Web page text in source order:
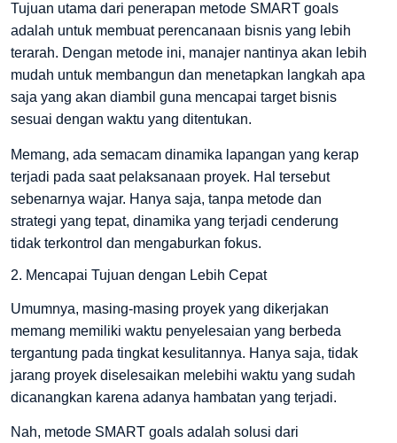
Tujuan utama dari penerapan metode SMART goals
adalah untuk membuat perencanaan bisnis yang lebih
terarah. Dengan metode ini, manajer nantinya akan lebih
mudah untuk membangun dan menetapkan langkah apa
saja yang akan diambil guna mencapai target bisnis
sesuai dengan waktu yang ditentukan.
Memang, ada semacam dinamika lapangan yang kerap
terjadi pada saat pelaksanaan proyek. Hal tersebut
sebenarnya wajar. Hanya saja, tanpa metode dan
strategi yang tepat, dinamika yang terjadi cenderung
tidak terkontrol dan mengaburkan fokus.
2. Mencapai Tujuan dengan Lebih Cepat
Umumnya, masing-masing proyek yang dikerjakan
memang memiliki waktu penyelesaian yang berbeda
tergantung pada tingkat kesulitannya. Hanya saja, tidak
jarang proyek diselesaikan melebihi waktu yang sudah
dicanangkan karena adanya hambatan yang terjadi.
Nah, metode SMART goals adalah solusi dari